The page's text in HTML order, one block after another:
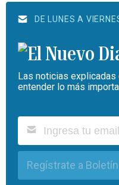
DE LUNES A
Las noticias
entender lo más
Regístrate a